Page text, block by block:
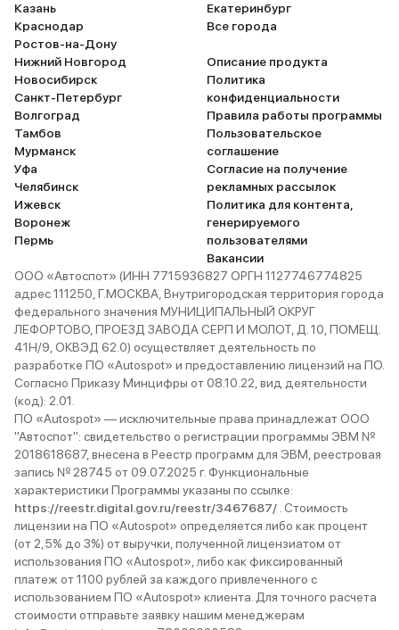
Казань
Краснодар
Ростов-на-Дону
Нижний Новгород
Новосибирск
Санкт-Петербург
Волгоград
Тамбов
Мурманск
Уфа
Челябинск
Ижевск
Воронеж
Пермь
Екатеринбург
Все города
Описание продукта
Политика
конфиденциальности
Правила работы программы
Пользовательское
соглашение
Согласие на получение
рекламных рассылок
Политика для контента,
генерируемого
пользователями
Вакансии
ООО «Автоспот» (ИНН 7715936827 ОРГН 1127746774825
адрес 111250, Г.МОСКВА, Внутригородская территория города
федерального значения МУНИЦИПАЛЬНЫЙ ОКРУГ
ЛЕФОРТОВО, ПРОЕЗД ЗАВОДА СЕРП И МОЛОТ, Д. 10, ПОМЕЩ.
41Н/9, ОКВЭД 62.0) осуществляет деятельность по
разработке ПО «Autospot» и предоставлению лицензий на ПО.
Согласно Приказу Минцифры от 08.10.22, вид деятельности
(код): 2.01.
ПО «Autospot» — исключительные права принадлежат ООО
"Автоспот": свидетельство о регистрации программы ЭВМ №
2018618687, внесена в Реестр программ для ЭВМ, реестровая
запись № 28745 от 09.07.2025 г. Функциональные
характеристики Программы указаны по ссылке:
https://reestr.digital.gov.ru/reestr/3467687/ . Стоимость
лицензии на ПО «Autospot» определяется либо как процент
(от 2,5% до 3%) от выручки, полученной лицензиатом от
использования ПО «Autospot», либо как фиксированный
платеж от 1100 рублей за каждого привлеченного с
использованием ПО «Autospot» клиента. Для точного расчета
стоимости отправьте заявку нашим менеджерам